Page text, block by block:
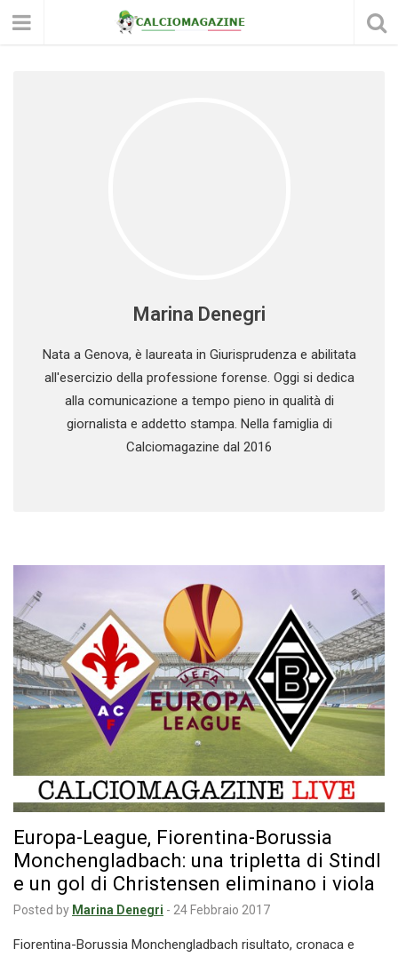
Marina Denegri
Nata a Genova, è laureata in Giurisprudenza e abilitata
all'esercizio della professione forense. Oggi si dedica
alla comunicazione a tempo pieno in qualità di
giornalista e addetto stampa. Nella famiglia di
Calciomagazine dal 2016
Europa-League, Fiorentina-Borussia
Monchengladbach: una tripletta di Stindl
e un gol di Christensen eliminano i viola
Posted by Marina Denegri - 24 Febbraio 2017
Fiorentina-Borussia Monchengladbach risultato, cronaca e